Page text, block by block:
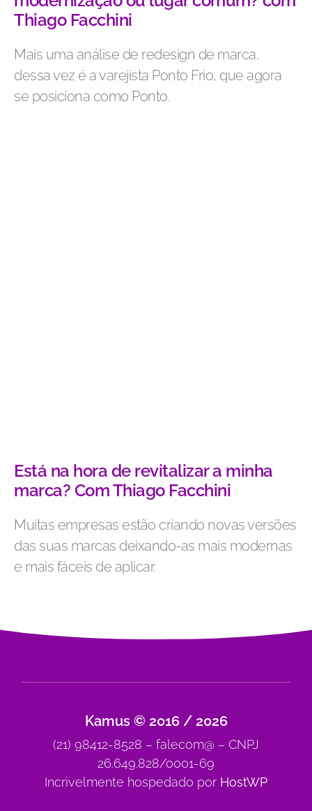
Thiago Facchini
Mais uma análise de redesign de marca,
dessa vez é a varejista Ponto Frio, que agora
se posiciona como Ponto.
Está na hora de revitalizar a minha
marca? Com Thiago Facchini
Muitas empresas estão criando novas versões
das suas marcas deixando-as mais modernas
e mais fáceis de aplicar.
Kamus © 2016 / 2026
(21) 98412-8528 – falecom@ – CNPJ
26.649.828/0001-69
Incrivelmente hospedado por HostWP